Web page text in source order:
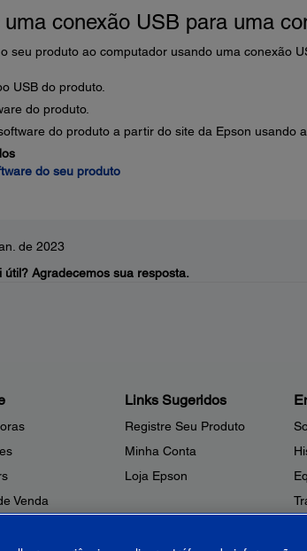
conexão USB para uma
seu produto ao computador usando uma conexão
USB do produto.
do produto.
do produto a partir do site da Epson usando
do seu produto
de 2023
útil? Agradecemos sua resposta.
Venda
Links Sugeridos
Registre Seu Produto
Minha Conta
Loja Epson